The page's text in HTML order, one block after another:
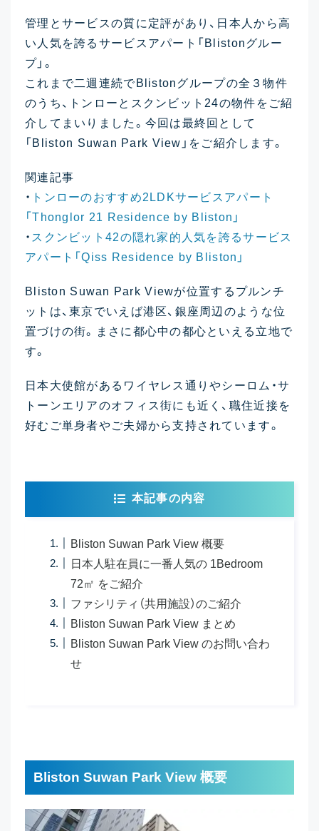
管理とサービスの質に定評があり、日本人から高
い人気を誇るサービスアパート「Blistonグルー
プ」。
これまで二週連続でBlistonグループの全３物件
のうち、トンローとスクンビット24の物件をご紹
介してまいりました。今回は最終回として
「Bliston Suwan Park View」をご紹介します。
関連記事
・ トンローのおすすめ2LDKサービスアパート
「Thonglor 21 Residence by Bliston」
・ スクンビット42の隠れ家的人気を誇るサービス
アパート「Qiss Residence by Bliston」
Bliston Suwan Park Viewが位置するプルンチ
ットは、東京でいえば港区、銀座周辺のような位
置づけの街。まさに都心中の都心といえる立地で
す。
日本大使館があるワイヤレス通りやシーロム・サ
トーンエリアのオフィス街にも近く、職住近接を
好むご単身者やご夫婦から支持されています。
本記事の内容
Bliston Suwan Park View 概要
日本人駐在員に一番人気の 1Bedroom
72㎡ をご紹介
ファシリティ（共用施設）のご紹介
Bliston Suwan Park View まとめ
Bliston Suwan Park View のお問い合わ
せ
Bliston Suwan Park View 概要